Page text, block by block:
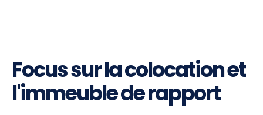
Focus sur la colocation et
l'immeuble de rapport